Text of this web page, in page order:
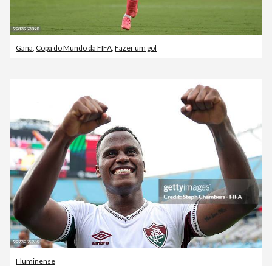
Gana, Copa do Mundo da FIFA, Fazer um gol
Fluminense